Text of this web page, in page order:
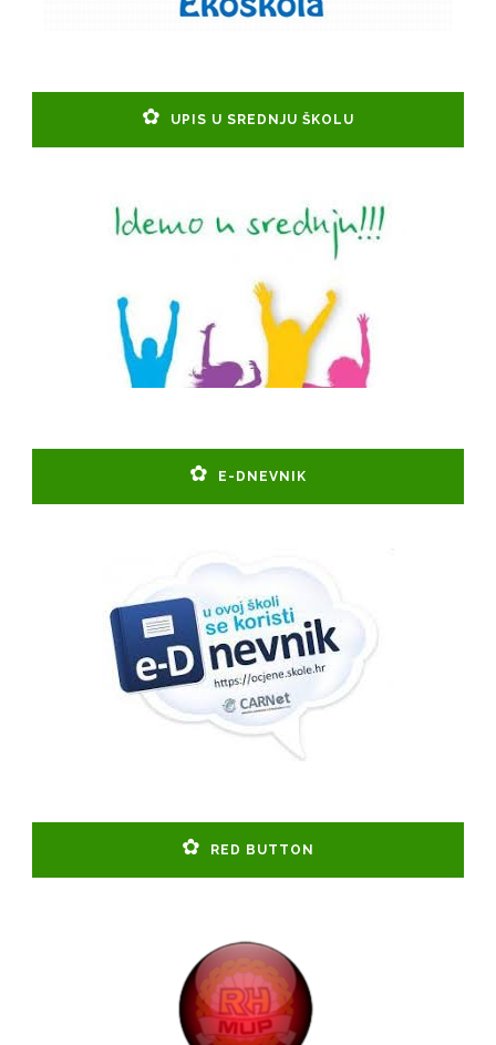
UPIS U SREDNJU ŠKOLU
E-DNEVNIK
RED BUTTON